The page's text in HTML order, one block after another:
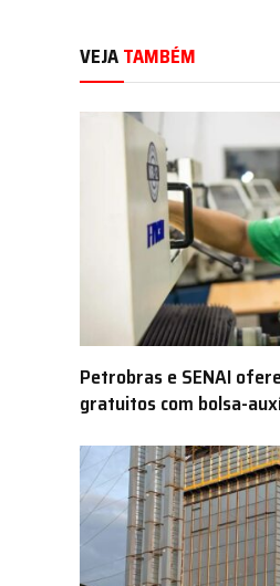
VEJATAMBÉM
Petrobras e SENAI
gratuitos com bolsa-